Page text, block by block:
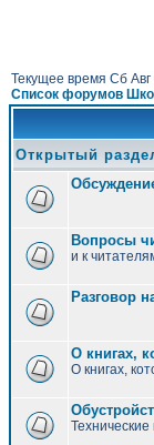
Текущее время Сб
Список форумов
Открытый
Вопросы
и к
Разговор
О книгах,
О книгах,